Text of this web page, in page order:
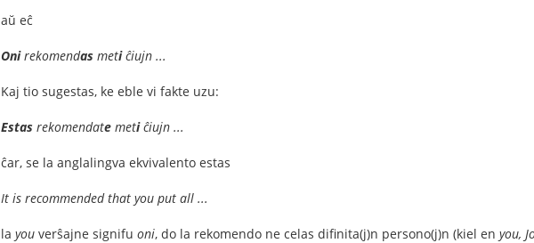
aŭ eĉ
Onirekomendas metiĉiujn ...
Kaj tio sugestas, ke eble vi fakte uzu:
Estas rekomendate metiĉiujn ...
ĉar, se la anglalingva ekvivalento estas
It is recommended that you put all ...
la you verŝajne signifu oni, do la rekomendo ne celas difinita(j)n persono(j)n (kiel en you,